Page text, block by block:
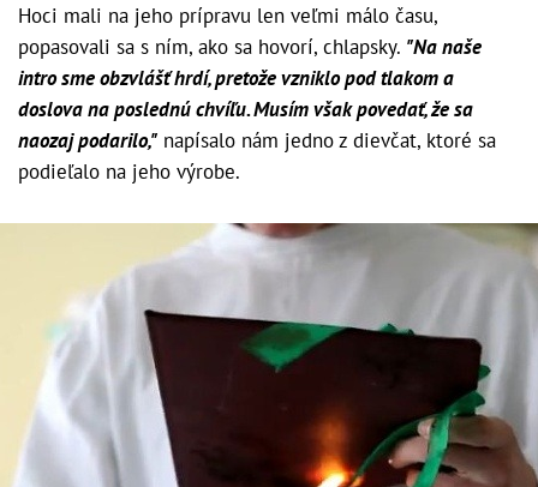
Hoci mali na jeho prípravu len veľmi málo času,
popasovali sa s ním, ako sa hovorí, chlapsky. "Na naše
intro sme obzvlášť hrdí, pretože vzniklo pod tlakom a
doslova na poslednú chvíľu. Musím však povedať, že sa
naozaj podarilo," napísalo nám jedno z dievčat, ktoré sa
podieľalo na jeho výrobe.